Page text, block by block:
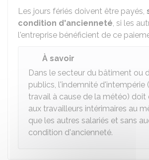
Les jours fériés doivent être payés,
condition d'ancienneté, si les
l'entreprise bénéficient de ce
À savoir
Dans le secteur du bâtiment ou
publics, l'indemnité d'intempérie
travail à cause de la météo) doit
aux travailleurs intérimaires au
que les autres salariés et sans
condition d'ancienneté.